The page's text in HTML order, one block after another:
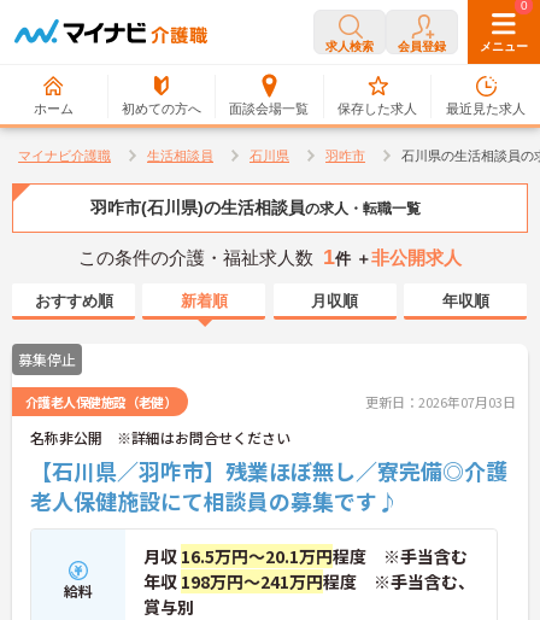
求人検索 会員登録 メニュー
ホーム 初めての方へ 面談会場一覧
0
保存した求人
0
最近見た求人
マイナビ介護職 生活相談員 石川県 羽咋市 石川県の生活相談員の
羽咋市(石川県)の生活相談員の求人・転職一覧
この条件の介護・福祉求人数 1件 ＋非公開求人
おすすめ順 新着順 月収順 年収順
募集停止
介護老人保健施設（老健） 更新日：2026年07月03日
名称非公開 ※詳細はお問合せください
【石川県／羽咋市】残業ほぼ無し／寮完備◎介護
老人保健施設にて相談員の募集です♪
給料
月収 16.5万円～20.1万円程度 ※手当含む
年収 198万円～241万円程度 ※手当含む、
賞与別